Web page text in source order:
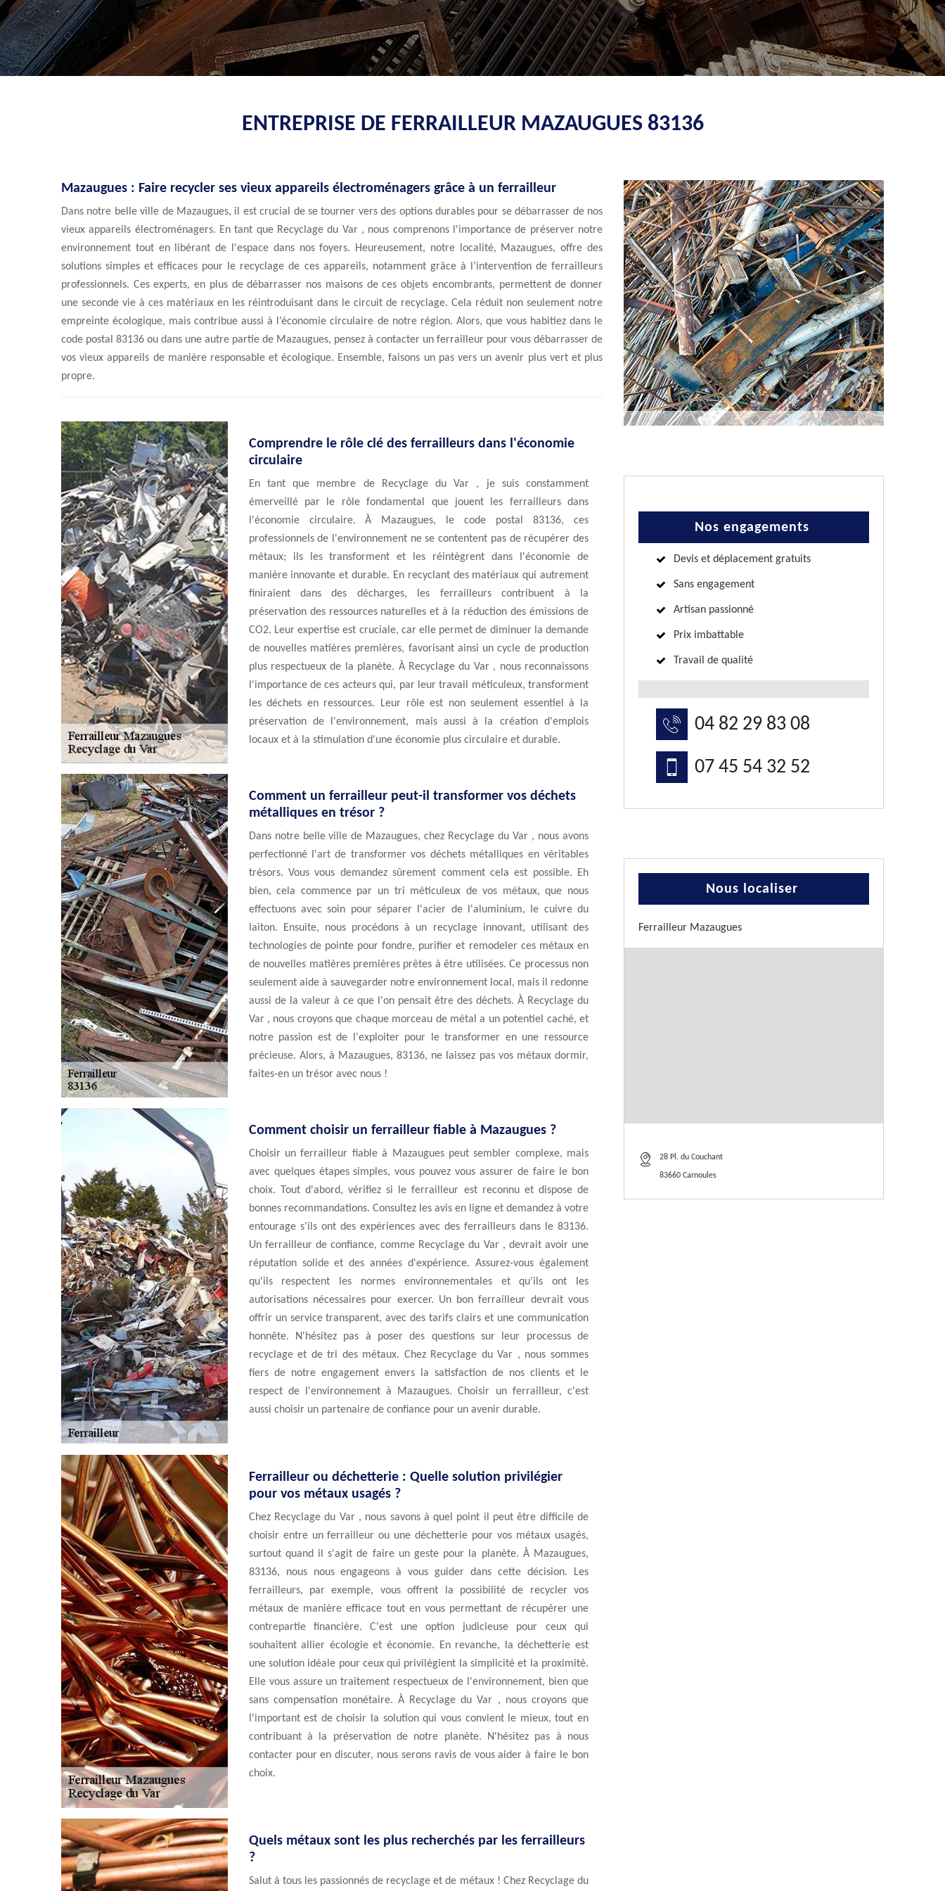
ENTREPRISE DE FERRAILLEUR MAZAUGUES 83136
Mazaugues : Faire recycler ses vieux appareils électroménagers grâce à un ferrailleur
Dans notre belle ville de Mazaugues, il est crucial de se tourner vers des options durables pour se débarrasser de nos
vieux appareils électroménagers. En tant que Recyclage du Var , nous comprenons l'importance de préserver notre
environnement tout en libérant de l'espace dans nos foyers. Heureusement, notre localité, Mazaugues, offre des
solutions simples et efficaces pour le recyclage de ces appareils, notamment grâce à l’intervention de ferrailleurs
professionnels. Ces experts, en plus de débarrasser nos maisons de ces objets encombrants, permettent de donner
une seconde vie à ces matériaux en les réintroduisant dans le circuit de recyclage. Cela réduit non seulement notre
empreinte écologique, mais contribue aussi à l’économie circulaire de notre région. Alors, que vous habitiez dans le
code postal 83136 ou dans une autre partie de Mazaugues, pensez à contacter un ferrailleur pour vous débarrasser de
vos vieux appareils de manière responsable et écologique. Ensemble, faisons un pas vers un avenir plus vert et plus
propre.
Comprendre le rôle clé des ferrailleurs dans l'économie
circulaire
En tant que membre de Recyclage du Var , je suis constamment
émerveillé par le rôle fondamental que jouent les ferrailleurs dans
l'économie circulaire. À Mazaugues, le code postal 83136, ces
professionnels de l'environnement ne se contentent pas de récupérer des
métaux; ils les transforment et les réintègrent dans l'économie de
manière innovante et durable. En recyclant des matériaux qui autrement
finiraient dans des décharges, les ferrailleurs contribuent à la
préservation des ressources naturelles et à la réduction des émissions de
CO2. Leur expertise est cruciale, car elle permet de diminuer la demande
de nouvelles matières premières, favorisant ainsi un cycle de production
plus respectueux de la planète. À Recyclage du Var , nous reconnaissons
l'importance de ces acteurs qui, par leur travail méticuleux, transforment
les déchets en ressources. Leur rôle est non seulement essentiel à la
préservation de l'environnement, mais aussi à la création d'emplois
locaux et à la stimulation d'une économie plus circulaire et durable.
Comment un ferrailleur peut-il transformer vos déchets
métalliques en trésor ?
Dans notre belle ville de Mazaugues, chez Recyclage du Var , nous avons
perfectionné l'art de transformer vos déchets métalliques en véritables
trésors. Vous vous demandez sûrement comment cela est possible. Eh
bien, cela commence par un tri méticuleux de vos métaux, que nous
effectuons avec soin pour séparer l'acier de l'aluminium, le cuivre du
laiton. Ensuite, nous procédons à un recyclage innovant, utilisant des
technologies de pointe pour fondre, purifier et remodeler ces métaux en
de nouvelles matières premières prêtes à être utilisées. Ce processus non
seulement aide à sauvegarder notre environnement local, mais il redonne
aussi de la valeur à ce que l'on pensait être des déchets. À Recyclage du
Var , nous croyons que chaque morceau de métal a un potentiel caché, et
notre passion est de l'exploiter pour le transformer en une ressource
précieuse. Alors, à Mazaugues, 83136, ne laissez pas vos métaux dormir,
faites-en un trésor avec nous !
Comment choisir un ferrailleur fiable à Mazaugues ?
Choisir un ferrailleur fiable à Mazaugues peut sembler complexe, mais
avec quelques étapes simples, vous pouvez vous assurer de faire le bon
choix. Tout d'abord, vérifiez si le ferrailleur est reconnu et dispose de
bonnes recommandations. Consultez les avis en ligne et demandez à votre
entourage s'ils ont des expériences avec des ferrailleurs dans le 83136.
Un ferrailleur de confiance, comme Recyclage du Var , devrait avoir une
réputation solide et des années d'expérience. Assurez-vous également
qu'ils respectent les normes environnementales et qu'ils ont les
autorisations nécessaires pour exercer. Un bon ferrailleur devrait vous
offrir un service transparent, avec des tarifs clairs et une communication
honnête. N'hésitez pas à poser des questions sur leur processus de
recyclage et de tri des métaux. Chez Recyclage du Var , nous sommes
fiers de notre engagement envers la satisfaction de nos clients et le
respect de l'environnement à Mazaugues. Choisir un ferrailleur, c'est
aussi choisir un partenaire de confiance pour un avenir durable.
Ferrailleur ou déchetterie : Quelle solution privilégier
pour vos métaux usagés ?
Chez Recyclage du Var , nous savons à quel point il peut être difficile de
choisir entre un ferrailleur ou une déchetterie pour vos métaux usagés,
surtout quand il s'agit de faire un geste pour la planète. À Mazaugues,
83136, nous nous engageons à vous guider dans cette décision. Les
ferrailleurs, par exemple, vous offrent la possibilité de recycler vos
métaux de manière efficace tout en vous permettant de récupérer une
contrepartie financière. C'est une option judicieuse pour ceux qui
souhaitent allier écologie et économie. En revanche, la déchetterie est
une solution idéale pour ceux qui privilégient la simplicité et la proximité.
Elle vous assure un traitement respectueux de l'environnement, bien que
sans compensation monétaire. À Recyclage du Var , nous croyons que
l'important est de choisir la solution qui vous convient le mieux, tout en
contribuant à la préservation de notre planète. N'hésitez pas à nous
contacter pour en discuter, nous serons ravis de vous aider à faire le bon
choix.
Quels métaux sont les plus recherchés par les ferrailleurs
?
Salut à tous les passionnés de recyclage et de métaux ! Chez Recyclage du
Nos engagements
Devis et déplacement gratuits
Sans engagement
Artisan passionné
Prix imbattable
Travail de qualité
04 82 29 83 08
07 45 54 32 52
Nous localiser
Ferrailleur Mazaugues
28 Pl. du Couchant
83660 Carnoules